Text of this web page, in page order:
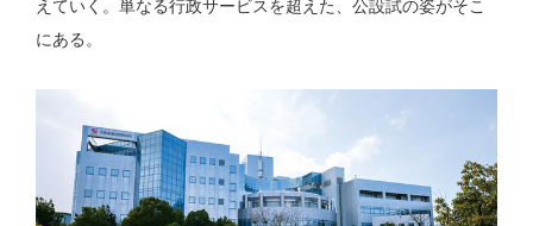
えていく。単なる行政サービスを超えた、公設試の姿がそこ
にある。